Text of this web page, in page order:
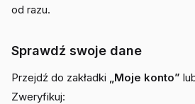
od razu.
Sprawdź swoje dane
Przejdź do zakładki „Moje konto”
Zweryfikuj: